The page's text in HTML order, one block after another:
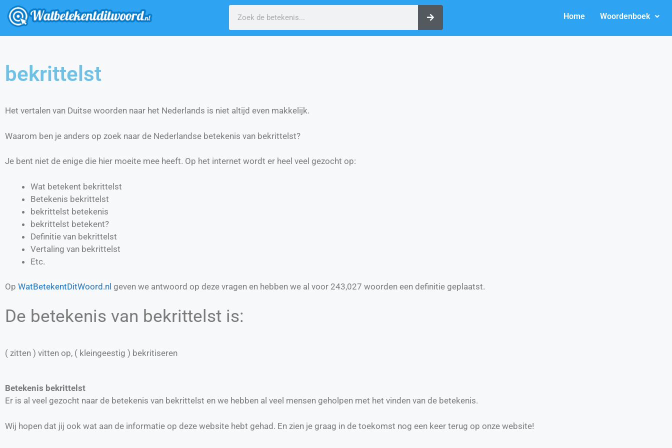
Home Woordenboek
bekrittelst
Het vertalen van Duitse woorden naar het Nederlands is niet altijd even makkelijk.
Waarom ben je anders op zoek naar de Nederlandse betekenis van bekrittelst?
Je bent niet de enige die hier moeite mee heeft. Op het internet wordt er heel veel gezocht op:
Wat betekent bekrittelst
Betekenis bekrittelst
bekrittelst betekenis
bekrittelst betekent?
Definitie van bekrittelst
Vertaling van bekrittelst
Etc.
Op WatBetekentDitWoord.nl geven we antwoord op deze vragen en hebben we al voor 243,027 woorden een definitie geplaatst.
De betekenis van bekrittelst is:
( zitten ) vitten op, ( kleingeestig ) bekritiseren
Betekenis bekrittelst
Er is al veel gezocht naar de betekenis van bekrittelst en we hebben al veel mensen geholpen met het vinden van de betekenis.
Wij hopen dat jij ook wat aan de informatie op deze website hebt gehad. En zien je graag in de toekomst nog een keer terug op onze website!